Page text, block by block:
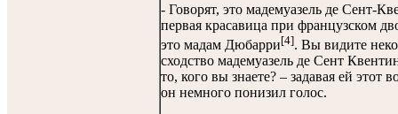
- Говорят, это мадемуазель де Сент-
первая красавица при французском
это мадам Дюбарри[4]. Вы видите
сходство мадемуазель де Сент
то, кого вы знаете? – задавая ей этот
он немного понизил голос.